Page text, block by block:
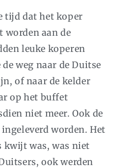
tijd dat het koper
worden aan de
leuke koperen
weg naar de Duitse
of naar de kelder
op het buffet
niet meer. Ook de
worden. Het
kwijt was, was niet
ook werden